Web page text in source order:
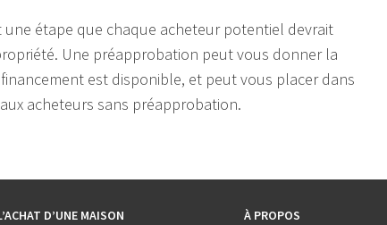
étape que chaque acheteur potentiel devrait
Une préapprobation peut vous donner la
est disponible, et peut vous placer dans
acheteurs sans préapprobation.
D’UNE MAISON À PROPOS